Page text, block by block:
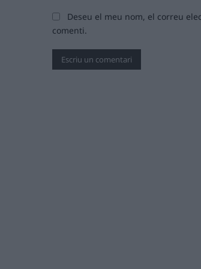
Deseu el meu nom, el correu
comenti.